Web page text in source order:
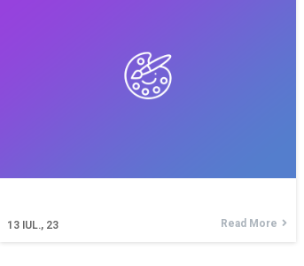
13 IUL., 23 Read More